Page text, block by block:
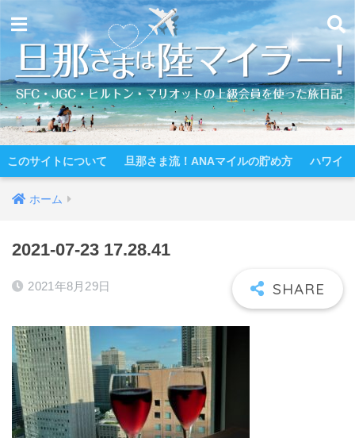
このサイトについて 旦那さま流！ANAマイルの貯め方 ハワイ
ホーム
2021-07-23 17.28.41
2021年8月29日